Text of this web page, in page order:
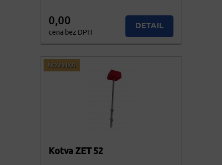
0,00
cena bez DPH
DETAIL
Nedostupné
NOVINKA
Kotva ZET 52